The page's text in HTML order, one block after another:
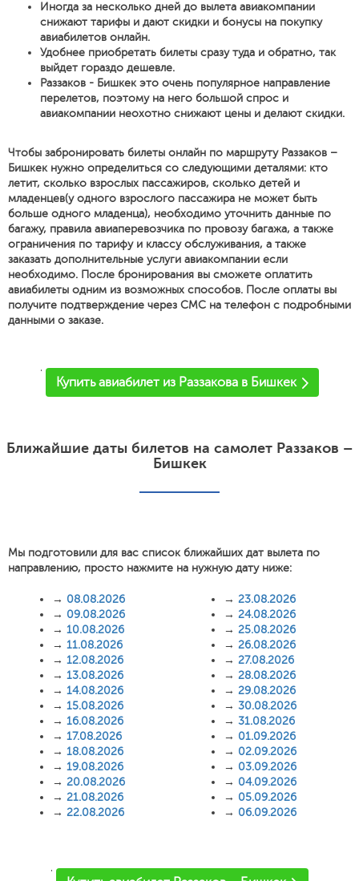
Иногда за несколько дней до вылета авиакомпании
снижают тарифы и дают скидки и бонусы на покупку
авиабилетов онлайн.
Удобнее приобретать билеты сразу туда и обратно, так
выйдет гораздо дешевле.
Раззаков - Бишкек это очень популярное направление
перелетов, поэтому на него большой спрос и
авиакомпании неохотно снижают цены и делают скидки.
Чтобы забронировать билеты онлайн по маршруту Раззаков –
Бишкек нужно определиться со следующими деталями: кто
летит, сколько взрослых пассажиров, сколько детей и
младенцев(у одного взрослого пассажира не может быть
больше одного младенца), необходимо уточнить данные по
багажу, правила авиаперевозчика по провозу багажа, а также
ограничения по тарифу и классу обслуживания, а также
заказать дополнительные услуги авиакомпании если
необходимо. После бронирования вы сможете оплатить
авиабилеты одним из возможных способов. После оплаты вы
получите подтверждение через СМС на телефон с подробными
данными о заказе.
'
Купить авиабилет из Раззакова в Бишкек
Ближайшие даты билетов на самолет Раззаков –
Бишкек
Мы подготовили для вас список ближайших дат вылета по
направлению, просто нажмите на нужную дату ниже:
→ 08.08.2026
→ 09.08.2026
→ 10.08.2026
→ 11.08.2026
→ 12.08.2026
→ 13.08.2026
→ 14.08.2026
→ 15.08.2026
→ 16.08.2026
→ 17.08.2026
→ 18.08.2026
→ 19.08.2026
→ 20.08.2026
→ 21.08.2026
→ 22.08.2026
→ 23.08.2026
→ 24.08.2026
→ 25.08.2026
→ 26.08.2026
→ 27.08.2026
→ 28.08.2026
→ 29.08.2026
→ 30.08.2026
→ 31.08.2026
→ 01.09.2026
→ 02.09.2026
→ 03.09.2026
→ 04.09.2026
→ 05.09.2026
→ 06.09.2026
'